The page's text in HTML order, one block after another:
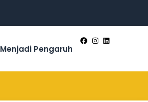
Menjadi Pengaruh